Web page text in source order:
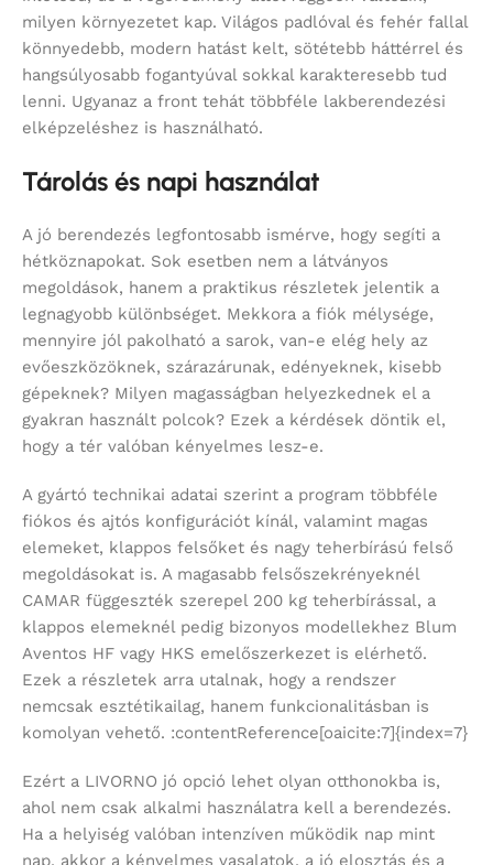
milyen környezetet kap. Világos padlóval és fehér fallal
könnyedebb, modern hatást kelt, sötétebb háttérrel és
hangsúlyosabb fogantyúval sokkal karakteresebb tud
lenni. Ugyanaz a front tehát többféle lakberendezési
elképzeléshez is használható.
Tárolás és napi használat
A jó berendezés legfontosabb ismérve, hogy segíti a
hétköznapokat. Sok esetben nem a látványos
megoldások, hanem a praktikus részletek jelentik a
legnagyobb különbséget. Mekkora a fiók mélysége,
mennyire jól pakolható a sarok, van-e elég hely az
evőeszközöknek, szárazárunak, edényeknek, kisebb
gépeknek? Milyen magasságban helyezkednek el a
gyakran használt polcok? Ezek a kérdések döntik el,
hogy a tér valóban kényelmes lesz-e.
A gyártó technikai adatai szerint a program többféle
fiókos és ajtós konfigurációt kínál, valamint magas
elemeket, klappos felsőket és nagy teherbírású felső
megoldásokat is. A magasabb felsőszekrényeknél
CAMAR függeszték szerepel 200 kg teherbírással, a
klappos elemeknél pedig bizonyos modellekhez Blum
Aventos HF vagy HKS emelőszerkezet is elérhető.
Ezek a részletek arra utalnak, hogy a rendszer
nemcsak esztétikailag, hanem funkcionalitásban is
komolyan vehető. :contentReference[oaicite:7]{index=7}
Ezért a LIVORNO jó opció lehet olyan otthonokba is,
ahol nem csak alkalmi használatra kell a berendezés.
Ha a helyiség valóban intenzíven működik nap mint
nap, akkor a kényelmes vasalatok, a jó elosztás és a